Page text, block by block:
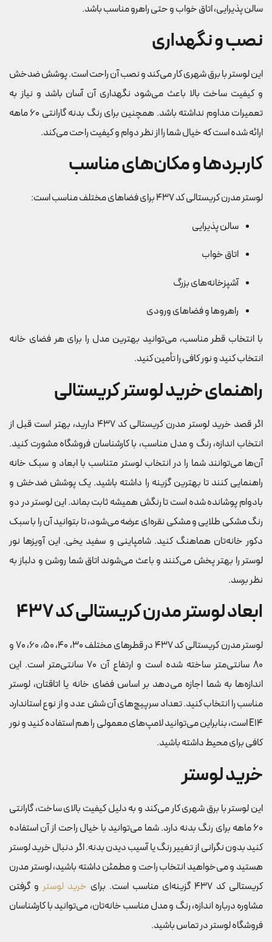
سالن پذیرایی، اتاق خواب و حتی راهرو مناسب باشد.
نصب و نگهداری
این لوستر با برق شهری کار می‌کند و نصب آن راحت است. پوشش ضدخش
و کیفیت ساخت بالا باعث می‌شود نگهداری آن آسان باشد و نیاز به
تعمیرات مداوم نداشته باشد. همچنین برای رنگ بدنه گارانتی 60 ماهه
ارائه شده است که خیال شما را از نظر دوام و کیفیت راحت می‌کند.
کاربردها و مکان‌های مناسب
لوستر مدرن کریستالی کد 437 برای فضاهای مختلف مناسب است:
سالن پذیرایی
اتاق خواب
آشپزخانه‌های بزرگ
راهروها و فضاهای ورودی
با انتخاب قطر مناسب، می‌توانید بهترین مدل را برای هر فضای خانه
انتخاب کنید و نور کافی را تأمین کنید.
راهنمای خرید لوستر کریستالی
اگر قصد خرید لوستر مدرن کریستالی کد 437 دارید، بهتر است قبل از
انتخاب اندازه، رنگ و مدل مناسب، با کارشناسان فروشگاه مشورت کنید.
آن‌ها می‌توانند شما را در انتخاب لوستر متناسب با ابعاد و سبک خانه
راهنمایی کنند تا بهترین گزینه را داشته باشید. یک پوشش ضدخش و
بادوام پوشانده شده است تا رنگش همیشه ثابت بماند.این لوستر در دو
رنگ مشکی طلایی و مشکی نقره‌ای عرضه می‌شود، تا بتوانید آن را با سبک
دکور خانه‌تان هماهنگ کنید.شامپاینی و سفید یخی. این آویزها نور
لوستر را بهتر پخش می‌کنند و باعث می‌شوند اتاق شما روشن و دلباز به
نظر برسد.
ابعاد لوستر مدرن کریستالی کد 437
لوستر مدرن کریستالی کد 437 در قطرهای مختلف 30، 40، 50، 60، 70 و
80 سانتی‌متر ساخته شده است و ارتفاع آن 70 سانتی‌متر است. این
اندازه‌ها به شما اجازه می‌دهد بر اساس فضای خانه یا اتاقتان، لوستر
مناسب را انتخاب کنید. تعداد سرپیچ‌های آن شش عدد و از نوع استاندارد
E14 است، بنابراین می‌توانید لامپ‌های معمولی را هم استفاده کنید و نور
کافی برای محیط داشته باشید.
خرید لوستر
این لوستر با برق شهری کار می‌کند و به دلیل کیفیت بالای ساخت، گارانتی
60 ماهه برای رنگ بدنه دارد. شما می‌توانید با خیال راحت از آن استفاده
کنید بدون نگرانی از تغییر رنگ یا آسیب دیدن بدنه. اگر دنبال خرید لوستر
هستید و می‌خواهید انتخاب راحت و مطمئن داشته باشید، لوستر مدرن
کریستالی کد 437 گزینه‌ای مناسب است. برای
خرید لوستر و گرفتن
مشاوره درباره اندازه، رنگ و مدل مناسب خانه‌تان، می‌توانید با کارشناسان
فروشگاه لوستر در تماس باشید.